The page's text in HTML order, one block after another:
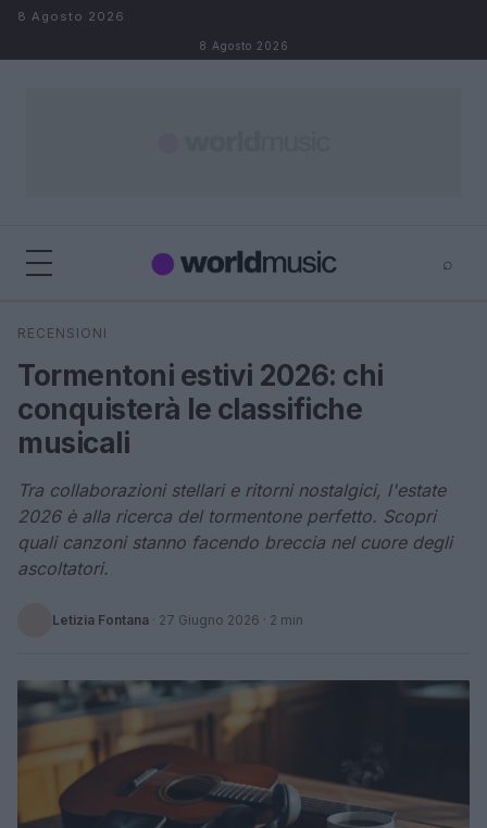
Salta al contenuto
8 Agosto 2026
8 Agosto 2026
⌕
Cerca
RECENSIONI
Tormentoni estivi 2026: chi
conquisterà le classifiche
musicali
Tra collaborazioni stellari e ritorni nostalgici, l'estate
2026 è alla ricerca del tormentone perfetto. Scopri
quali canzoni stanno facendo breccia nel cuore degli
ascoltatori.
Letizia Fontana · 27 Giugno 2026 · 2 min